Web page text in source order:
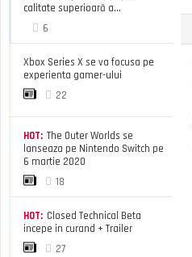
calitate superioară a...
6
Xbox Series X se va focusa pe
experienta gamer-ului
22
HOT: The Outer Worlds se
lanseaza pe Nintendo Switch pe
6 martie 2020
18
HOT: Closed Technical Beta
incepe in curand + Trailer
27